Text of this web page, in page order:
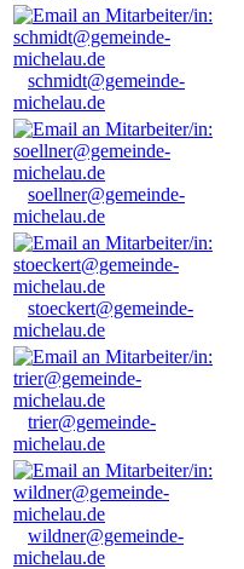
schmidt@gemeinde-
michelau.de
soellner@gemeinde-
michelau.de
stoeckert@gemeinde-
michelau.de
trier@gemeinde-
michelau.de
wildner@gemeinde-
michelau.de